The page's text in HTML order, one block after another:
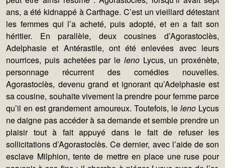
ans, a été kidnappé à Carthage. C’est un vieillard détestant
les femmes qui l’a acheté, puis adopté, et en a fait son
héritier. En parallèle, deux cousines d’Agorastoclès,
Adelphasie et Antérastile, ont été enlevées avec leurs
nourrices, puis achetées par le lenoLycus, un proxénète,
personnage récurrent des comédies nouvelles.
Agorastoclès, devenu grand et ignorant qu’Adelphasie est
sa cousine, souhaite vivement la prendre pour femme parce
qu’il en est grandement amoureux. Toutefois, le lenoLycus
ne daigne pas accéder à sa demande et semble prendre un
plaisir tout à fait appuyé dans le fait de refuser les
sollicitations d’Agorastoclès. Ce dernier, avec l’aide de son
esclave Milphion, tente de mettre en place une ruse pour